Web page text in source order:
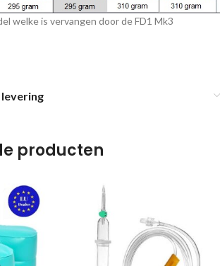
welke is vervangen door de FD1 Mk3
producten